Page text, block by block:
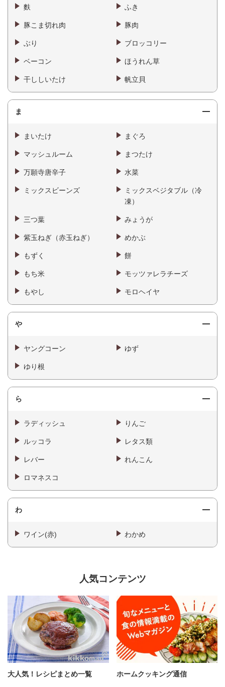
麩 ふき
豚こま切れ肉 豚肉
ぶり ブロッコリー
ベーコン ほうれん草
干ししいたけ 帆立貝
ま
まいたけ まぐろ
マッシュルーム まつたけ
万願寺唐辛子 水菜
ミックスビーンズ
ミックスベジタブル（冷
凍）
三つ葉 みょうが
紫玉ねぎ（赤玉ねぎ） めかぶ
もずく 餅
もち米 モッツァレラチーズ
もやし モロヘイヤ
や
ヤングコーン ゆず
ゆり根
ら
ラディッシュ りんご
ルッコラ レタス類
レバー れんこん
ロマネスコ
わ
ワイン(赤) わかめ
人気コンテンツ
大人気！レシピまとめ一覧 ホームクッキング通信